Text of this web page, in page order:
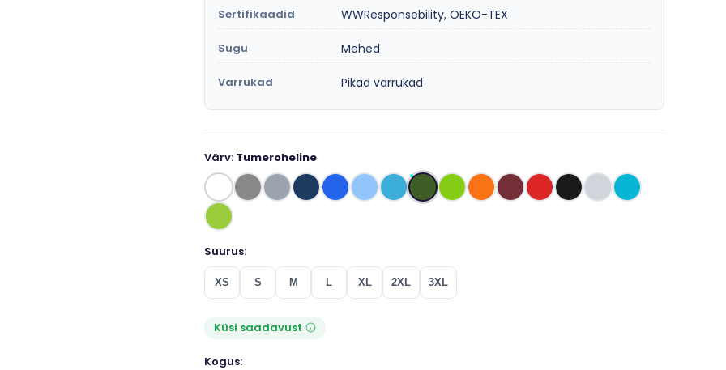
Sertifikaadid WWResponsebility, OEKO-TEX
Sugu Mehed
Varrukad Pikad varrukad
Värv: Tumeroheline
Suurus:
XS S M L XL 2XL 3XL
Küsi saadavust
Kogus: